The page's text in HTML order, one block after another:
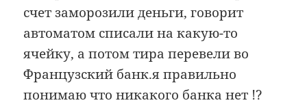
счет заморозили деньги, говорит
автоматом списали на какую-то
ячейку, а потом тира перевели во
Французский банк.я правильно
понимаю что никакого банка нет !?